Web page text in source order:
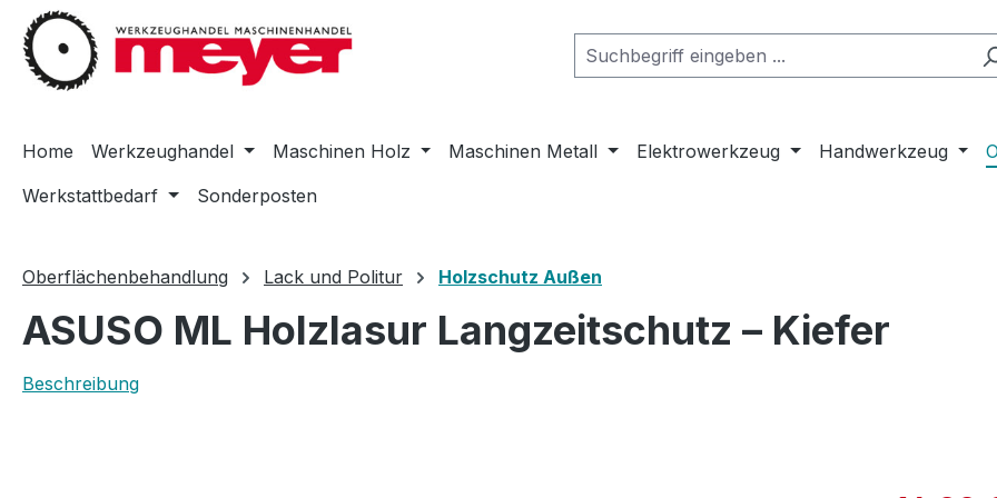
Hauptinhalt springen
Zur Suche springen
Zur Hauptnavigation springen
Home Werkzeughandel Maschinen Holz Maschinen Metall Elektrowerkzeug Handwerkzeug
Werkstattbedarf
Sonderposten
Oberflächenbehandlung Lack und Politur Holzschutz Außen
ASUSO ML Holzlasur Langzeitschutz – Kiefer
Beschreibung